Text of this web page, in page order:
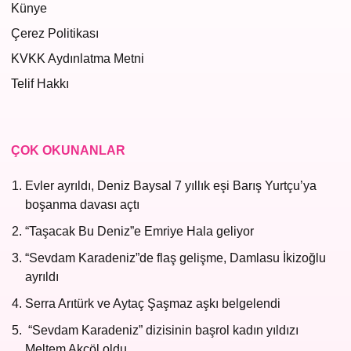
Künye
Çerez Politikası
KVKK Aydınlatma Metni
Telif Hakkı
ÇOK OKUNANLAR
Evler ayrıldı, Deniz Baysal 7 yıllık eşi Barış Yurtçu’ya
boşanma davası açtı
“Taşacak Bu Deniz”e Emriye Hala geliyor
“Sevdam Karadeniz”de flaş gelişme, Damlasu İkizoğlu
ayrıldı
Serra Arıtürk ve Aytaç Şaşmaz aşkı belgelendi
“Sevdam Karadeniz” dizisinin başrol kadın yıldızı